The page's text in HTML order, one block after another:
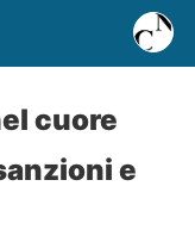
cuore
e